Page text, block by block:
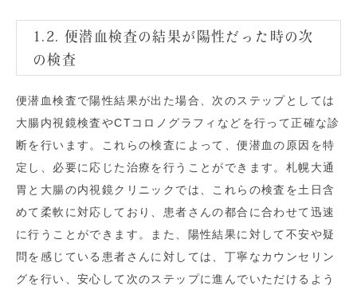
1.2. 便潜血検査の結果が陽性だった時の次
の検査
便潜血検査で陽性結果が出た場合、次のステップとしては
大腸内視鏡検査やCTコロノグラフィなどを行って正確な診
断を行います。これらの検査によって、便潜血の原因を特
定し、必要に応じた治療を行うことができます。札幌大通
胃と大腸の内視鏡クリニックでは、これらの検査を土日含
めて柔軟に対応しており、患者さんの都合に合わせて迅速
に行うことができます。また、陽性結果に対して不安や疑
問を感じている患者さんに対しては、丁寧なカウンセリン
グを行い、安心して次のステップに進んでいただけるよう